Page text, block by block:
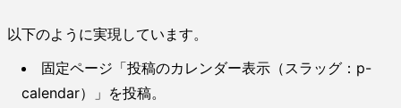
以下のように実現しています。
固定ページ「投稿のカレンダー表示（スラッグ：p-
calendar）」を投稿。